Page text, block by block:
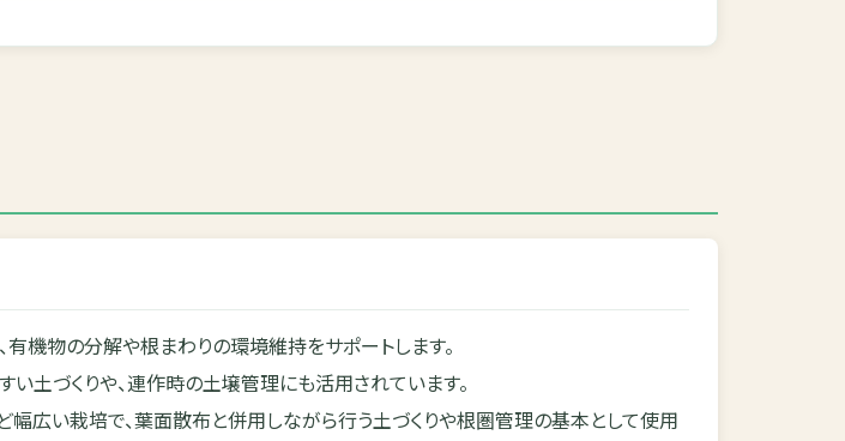
機物の分解や根まわりの環境維持をサポートします。
い土づくりや、連作時の土壌管理にも活用されています。
幅広い栽培で、葉面散布と併用しながら行う土づくりや根圏管理の基本として使用